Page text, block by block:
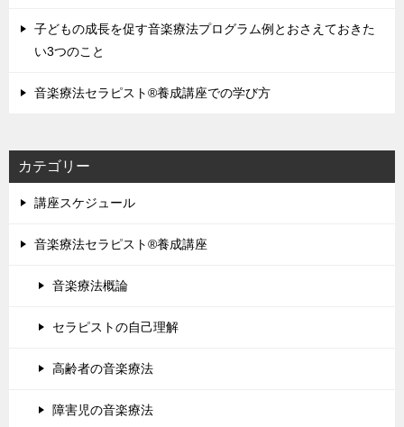
子どもの成長を促す音楽療法プログラム例とおさえておきた
い3つのこと
音楽療法セラピスト®養成講座での学び方
カテゴリー
講座スケジュール
音楽療法セラピスト®養成講座
音楽療法概論
セラピストの自己理解
高齢者の音楽療法
障害児の音楽療法